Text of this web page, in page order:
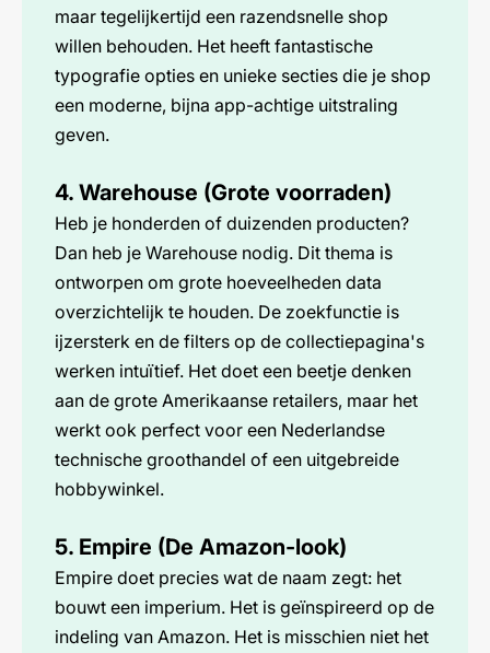
maar tegelijkertijd een razendsnelle shop
willen behouden. Het heeft fantastische
typografie opties en unieke secties die je shop
een moderne, bijna app-achtige uitstraling
geven.
4. Warehouse (Grote voorraden)
Heb je honderden of duizenden producten?
Dan heb je Warehouse nodig. Dit thema is
ontworpen om grote hoeveelheden data
overzichtelijk te houden. De zoekfunctie is
ijzersterk en de filters op de collectiepagina's
werken intuïtief. Het doet een beetje denken
aan de grote Amerikaanse retailers, maar het
werkt ook perfect voor een Nederlandse
technische groothandel of een uitgebreide
hobbywinkel.
5. Empire (De Amazon-look)
Empire doet precies wat de naam zegt: het
bouwt een imperium. Het is geïnspireerd op de
indeling van Amazon. Het is misschien niet het